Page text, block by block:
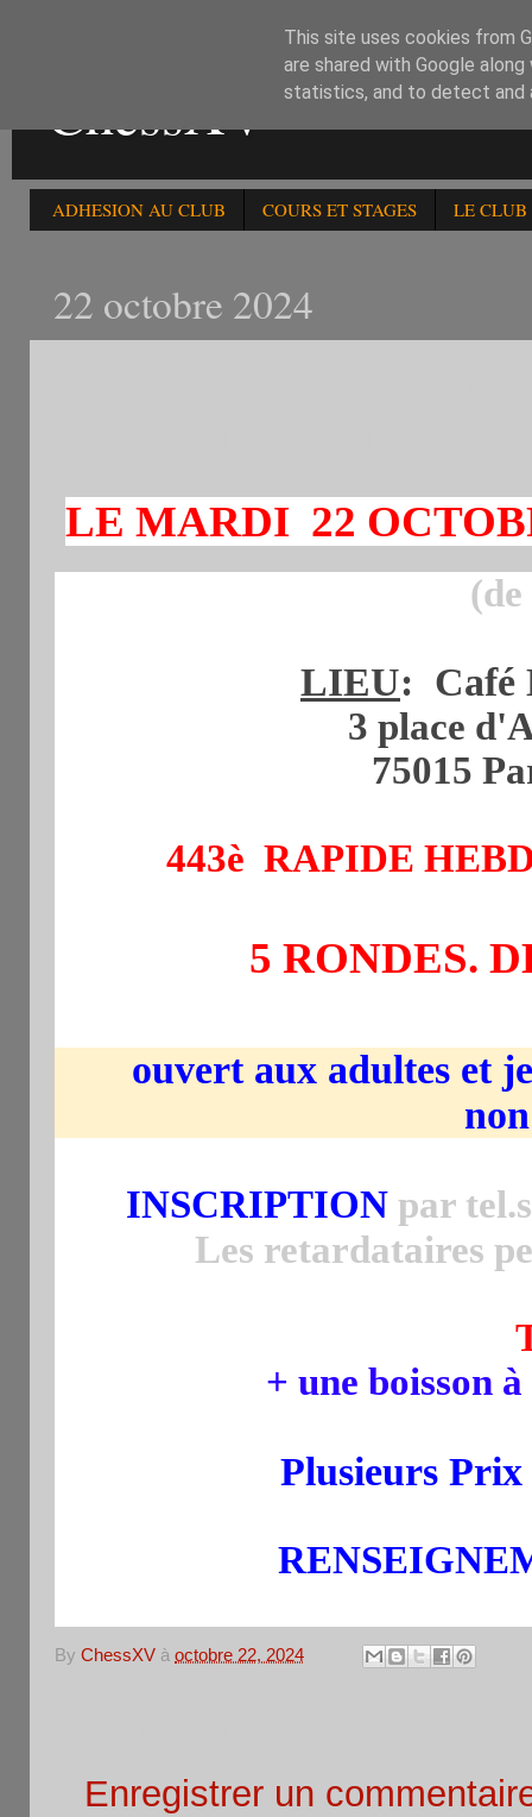
ChessXV
ADHESION AU CLUB COURS ET STAGES LE CLUB
22 octobre 2024
LE MARDI 22
LIEU: Café
3 place
75015
443è RAPIDE
5 RONDES.
ouvert aux adultes et
INSCRIPTION par
Les retardataires
+ une boisson
Plusieurs Prix
By ChessXV à octobre 22, 2024
Enregistrer un
This site uses cookies from
are shared with Google
statistics, and to detect and